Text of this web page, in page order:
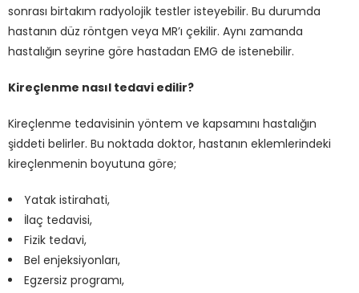
sonrası birtakım radyolojik testler isteyebilir. Bu durumda
hastanın düz röntgen veya MR’ı çekilir. Aynı zamanda
hastalığın seyrine göre hastadan EMG de istenebilir.
Kireçlenme nasıl tedavi edilir?
Kireçlenme tedavisinin yöntem ve kapsamını hastalığın
şiddeti belirler. Bu noktada doktor, hastanın eklemlerindeki
kireçlenmenin boyutuna göre;
Yatak istirahati,
İlaç tedavisi,
Fizik tedavi,
Bel enjeksiyonları,
Egzersiz programı,